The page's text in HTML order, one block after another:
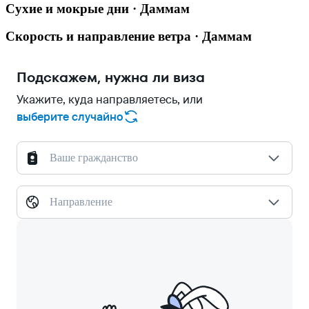
Сухие и мокрые дни · Даммам
Скорость и направление ветра · Даммам
Подскажем, нужна ли виза
Укажите, куда направляетесь, или
выберите случайно
Ваше гражданство
Направление